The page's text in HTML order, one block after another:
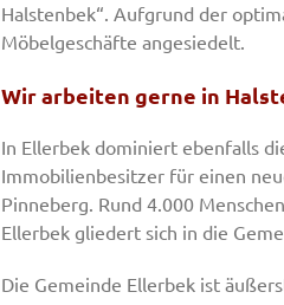
Halstenbek“. Aufgrund der
Möbelgeschäfte angesiedelt.
Wir arbeiten gerne in
In Ellerbek dominiert ebenfalls
Immobilienbesitzer für einen
Pinneberg. Rund 4.000
Ellerbek gliedert sich in die
Die Gemeinde Ellerbek ist